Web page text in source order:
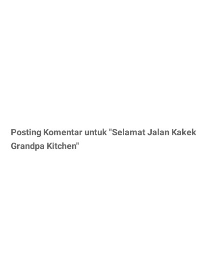
Posting Komentar untuk "Selamat Jalan Kakek
Grandpa Kitchen"